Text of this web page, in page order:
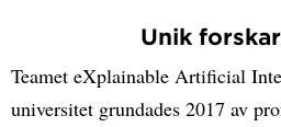
Unik
Teamet eXplainable Artificial
universitet grundades 2017 av